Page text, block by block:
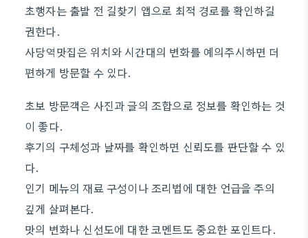
초행자는 출발 전 길찾기 앱으로 최적 경로를 확인하길
권한다.
사당역맛집은 위치와 시간대의 변화를 예의주시하면 더
편하게 방문할 수 있다.
초보 방문객은 사진과 글의 조합으로 정보를 확인하는 것
이 좋다.
후기의 구체성과 날짜를 확인하면 신뢰도를 판단할 수 있
다.
인기 메뉴의 재료 구성이나 조리법에 대한 언급을 주의
깊게 살펴본다.
맛의 변화나 신선도에 대한 코멘트도 중요한 포인트다.